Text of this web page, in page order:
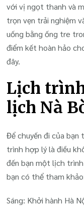
với vị ngọt thanh và
trọn vẹn trải nghiệm
uống bằng ống tre
điểm kết hoàn hảo
đây.
Lịch
lịch Nà
Để chuyến đi của
trình hợp lý là điều
đến bạn một lịch
bạn có thể tham
Sáng: Khởi hành Hà